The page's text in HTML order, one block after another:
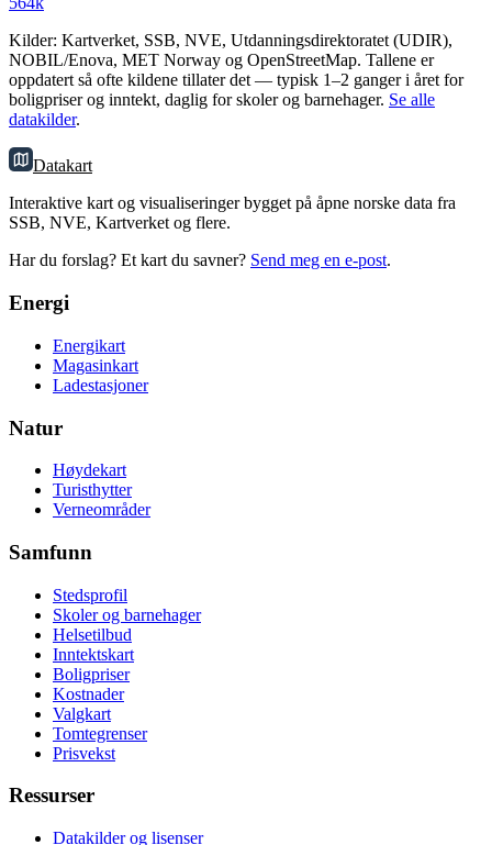
Kilder: Kartverket, SSB, NVE, Utdanningsdirektoratet (UDIR),
NOBIL/Enova, MET Norway og OpenStreetMap. Tallene er
oppdatert så ofte kildene tillater det — typisk 1–2 ganger i året for
boligpriser og inntekt, daglig for skoler og barnehager. Se alle
datakilder.
Datakart
Interaktive kart og visualiseringer bygget på åpne norske data fra
SSB, NVE, Kartverket og flere.
Har du forslag? Et kart du savner? Send meg en e-post.
Energi
Energikart
Magasinkart
Ladestasjoner
Natur
Høydekart
Turisthytter
Verneområder
Samfunn
Stedsprofil
Skoler og barnehager
Helsetilbud
Inntektskart
Boligpriser
Kostnader
Valgkart
Tomtegrenser
Prisvekst
Ressurser
Datakilder og lisenser